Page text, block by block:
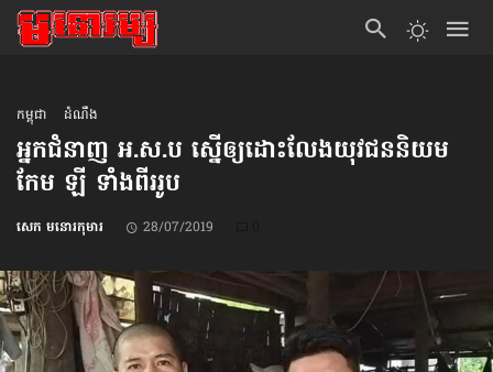
កម្ពុជា ដំណឹង
អ្នកជំនាញ អ.ស.ប ស្នើ​ឲ្យ​ដោះលែង​​​យុវជន​​​និយម
កែម ឡី ទាំង​ពីររូប
សេក មនោរកុមារ 28/07/2019